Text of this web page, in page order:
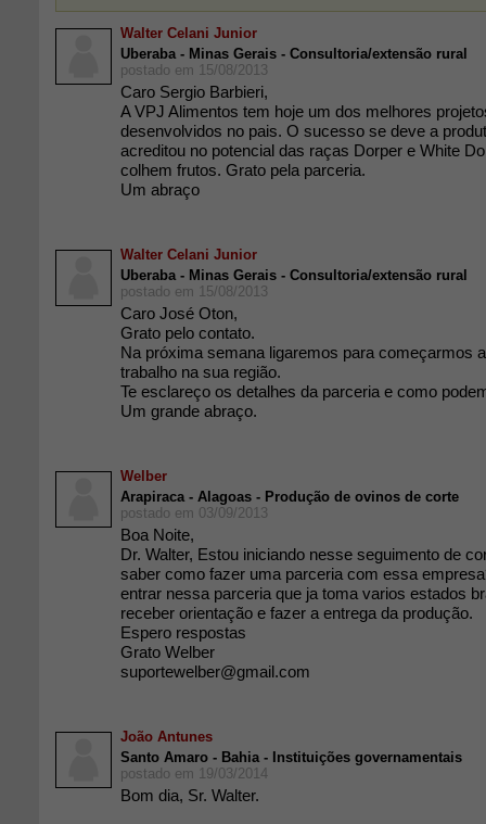
Walter Celani Junior
Uberaba - Minas Gerais - Consultoria/extensão rural
postado em 15/08/2013
Caro Sergio Barbieri,
A VPJ Alimentos tem hoje um dos melhores
desenvolvidos no pais. O sucesso se deve a
acreditou no potencial das raças Dorper e White
colhem frutos. Grato pela parceria.
Um abraço
Walter Celani Junior
Uberaba - Minas Gerais - Consultoria/extensão rural
postado em 15/08/2013
Caro José Oton,
Grato pelo contato.
Na próxima semana ligaremos para começarmos
trabalho na sua região.
Te esclareço os detalhes da parceria e como
Um grande abraço.
Welber
Arapiraca - Alagoas - Produção de ovinos de corte
postado em 03/09/2013
Boa Noite,
Dr. Walter, Estou iniciando nesse seguimento de
saber como fazer uma parceria com essa
entrar nessa parceria que ja toma varios estados
receber orientação e fazer a entrega da produção.
Espero respostas
Grato Welber
suportewelber@gmail.com
João Antunes
Santo Amaro - Bahia - Instituições governamentais
postado em 19/03/2014
Bom dia, Sr. Walter.